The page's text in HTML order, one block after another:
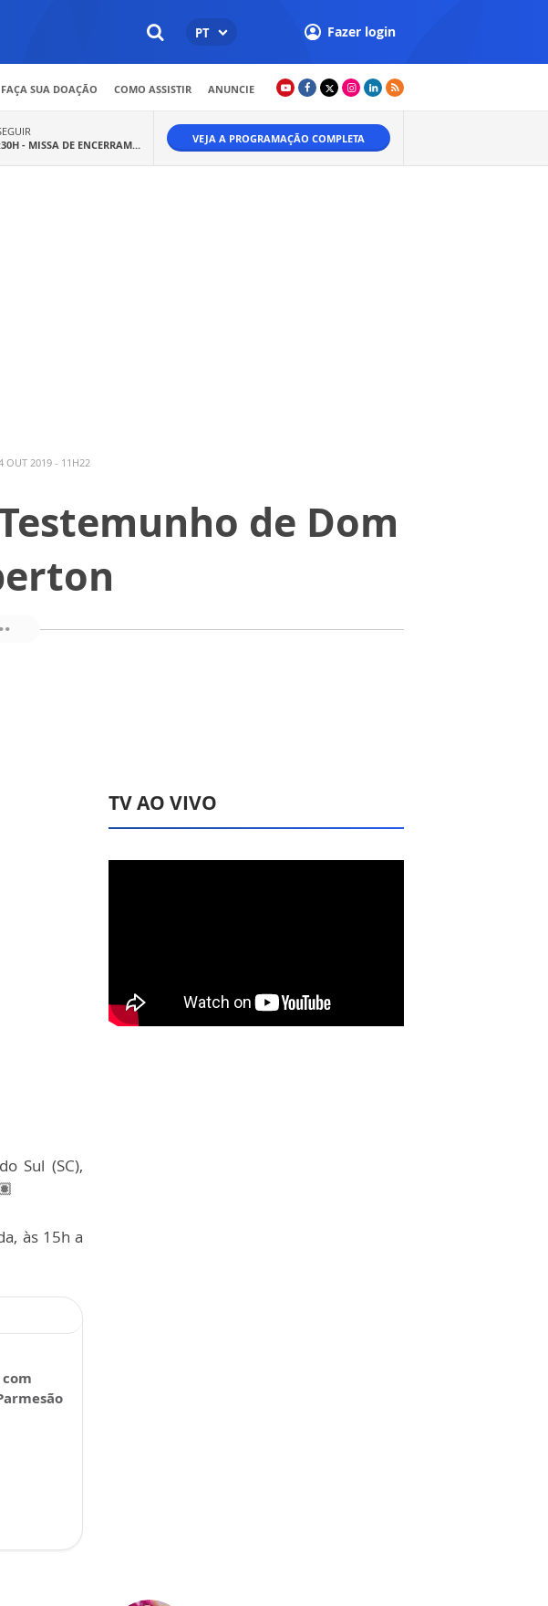
PT Fazer login
FAÇA SUA DOAÇÃO COMO ASSISTIR ANUNCIE
- MISSA DE ENCERRAM... VEJA A PROGRAMAÇÃO COMPLETA
OUT 2019 - 11H22
de Dom
Sul (SC),
às 15h a
TV AO VIVO